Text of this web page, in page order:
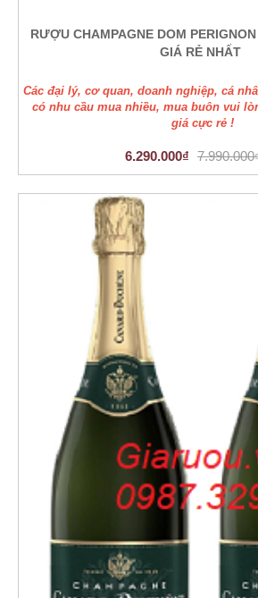
RƯỢU CHAMPAGNE DOM
GIÁ RẺ NHẤT
Các đại lý, cơ quan, doanh nghiệp, cá
có nhu cầu mua nhiều, mua buôn vui
giá cực rẻ !
6.290.000₫